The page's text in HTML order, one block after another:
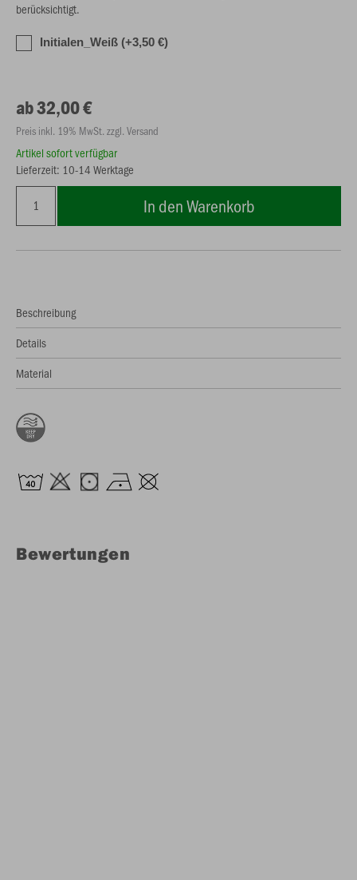
berücksichtigt.
Initialen_Weiß (+3,50 €)
ab 32,00 €
Preis inkl. 19% MwSt. zzgl. Versand
Artikel sofort verfügbar
Lieferzeit: 10-14 Werktage
In den Warenkorb
Beschreibung
Details
Material
Bewertungen